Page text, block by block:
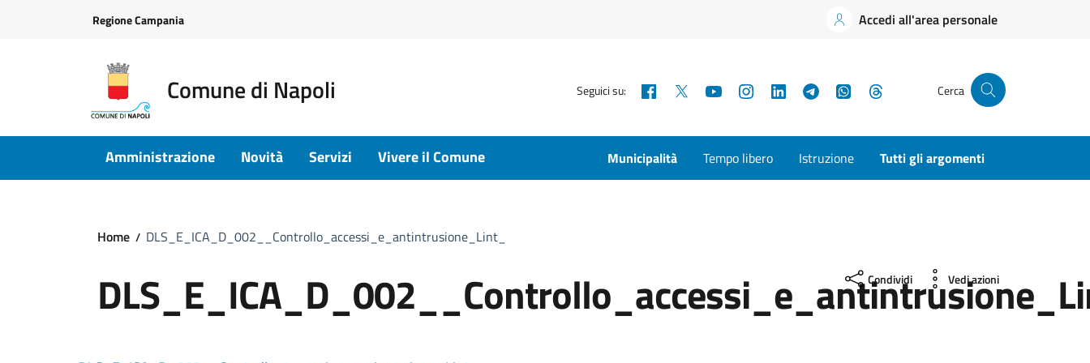
Regione Campania Accedi all'area personale
Comune di Napoli Seguici su: Facebook YouTubeInstagramLinkedInTelegramWhatsApp Cerca
Amministrazione Novità Servizi Vivere il Comune Municipalità Tempo libero Istruzione Tutti gli argomenti
Home DLS_E_ICA_D_002__Controllo_accessi_e_antintrusione_Lint_
Condividi Vedi azioni